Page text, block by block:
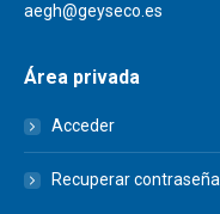
aegh@geyseco.es
Área privada
Acceder
Recuperar contraseña